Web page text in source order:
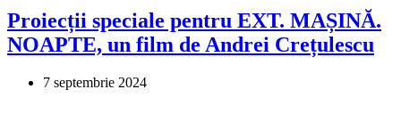
Proiecții speciale pentru EXT. MAȘINĂ.
NOAPTE, un film de Andrei Crețulescu
7 septembrie 2024